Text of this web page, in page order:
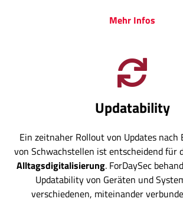
Mehr Infos
Updatability
Ein zeitnaher Rollout von Updates nach
von Schwachstellen ist entscheidend für
Alltagsdigitalisierung. ForDaySec
Updatability von Geräten und
verschiedenen, miteinander